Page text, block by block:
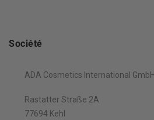
Société
ADA Cosmetics International GmbH
Rastatter Straße 2A
77694 Kehl